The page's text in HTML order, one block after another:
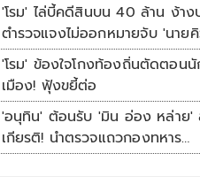
'โรม' ไล่บี้คดีสินบน 40 ล้าน ง้าง
ตำรวจแจงไม่ออกหมายจับ 'นาย
เว็บพนัน
'โรม' ข้องใจโกงท้องถิ่นตัดตอนนั
เมือง! ฟุ้งขยี้ต่อ
'อนุทิน' ต้อนรับ 'มิน อ่อง หล่าย'
เกียรติ! นำตรวจแถวกองทหาร
เกียรติยศ